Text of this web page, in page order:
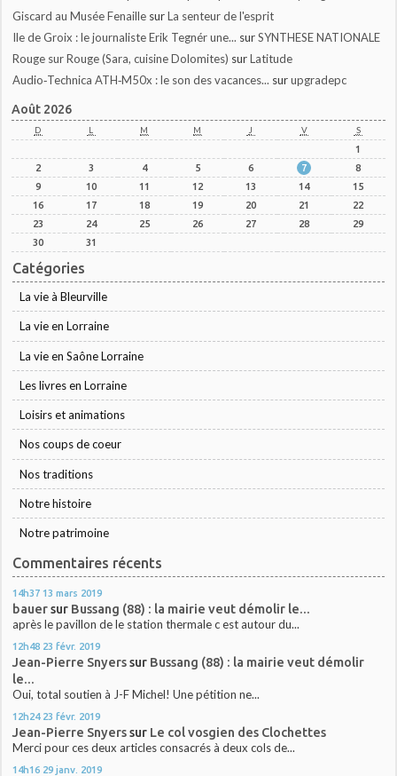
Giscard au Musée Fenaille surLa senteur de l'esprit
Ile de Groix : le journaliste Erik Tegnér une... surSYNTHESE NATIONALE
Rouge sur Rouge (Sara, cuisine Dolomites) surLatitude
Audio‑Technica ATH‑M50x : le son des vacances... surupgradepc
Août 2026
D L M M J V S
1
2
3 4 5 6 7
8
9
10 11 12 13 14
15
16
17 18 19 20 21
22
23
24 25 26 27 28
29
30
31
Catégories
La vie à Bleurville
La vie en Lorraine
La vie en Saône Lorraine
Les livres en Lorraine
Loisirs et animations
Nos coups de coeur
Nos traditions
Notre histoire
Notre patrimoine
Commentaires récents
14h37 13 mars 2019
bauersur Bussang (88) : la mairie veut démolir le...
après le pavillon de le station thermale c est autour du...
12h48 23 févr. 2019
Jean-Pierre Snyerssur Bussang (88) : la mairie veut démolir
le...
Oui, total soutien à J-F Michel! Une pétition ne...
12h24 23 févr. 2019
Jean-Pierre Snyerssur Le col vosgien des Clochettes
Merci pour ces deux articles consacrés à deux cols de...
14h16 29 janv. 2019